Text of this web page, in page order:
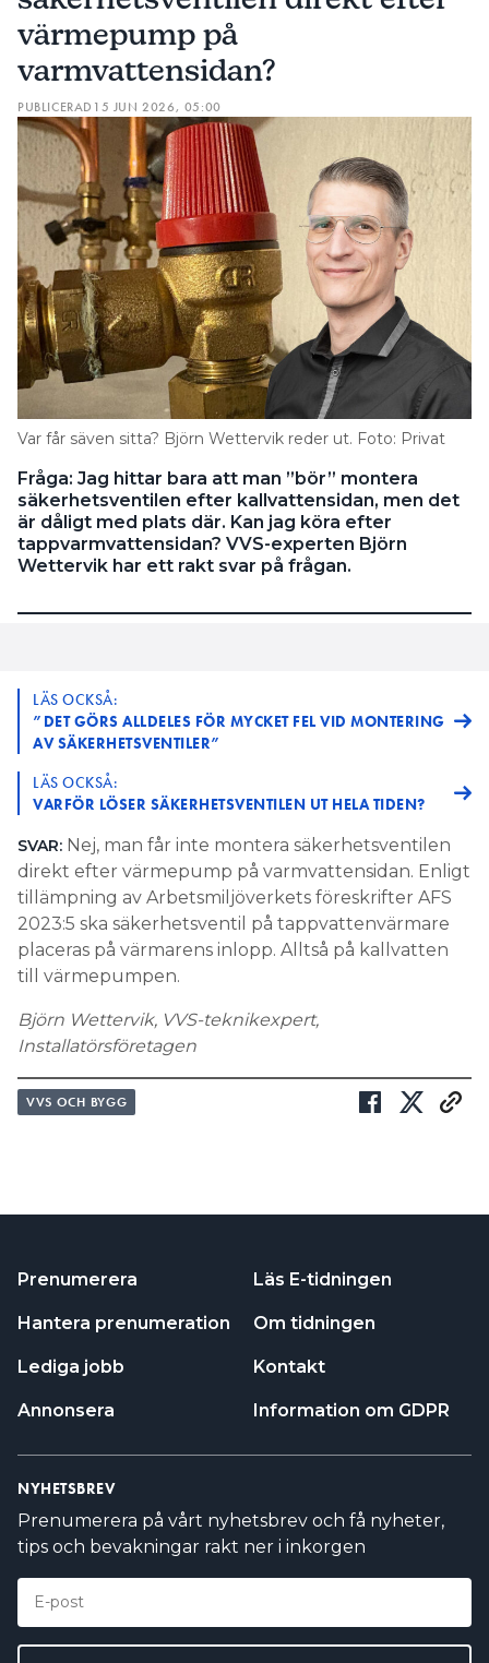
värmepump på
varmvattensidan?
PUBLICERAD 15 JUN 2026, 05:00
Var får säven sitta? Björn Wettervik reder ut. Foto: Privat
Fråga: Jag hittar bara att man ”bör” montera
säkerhetsventilen efter kallvattensidan, men det
är dåligt med plats där. Kan jag köra efter
tappvarmvattensidan? VVS-experten Björn
Wettervik har ett rakt svar på frågan.
LÄS OCKSÅ:
”DET GÖRS ALLDELES FÖR MYCKET FEL VID MONTERING
AV SÄKERHETSVENTILER”
LÄS OCKSÅ:
VARFÖR LÖSER SÄKERHETSVENTILEN UT HELA TIDEN?
SVAR: Nej, man får inte montera säkerhetsventilen
direkt efter värmepump på varmvattensidan. Enligt
tillämpning av Arbetsmiljöverkets föreskrifter AFS
2023:5 ska säkerhetsventil på tappvattenvärmare
placeras på värmarens inlopp. Alltså på kallvatten
till värmepumpen.
Björn Wettervik, VVS-teknikexpert,
Installatörsföretagen
VVS OCH BYGG
Prenumerera
Hantera prenumeration
Lediga jobb
Annonsera
Läs E-tidningen
Om tidningen
Kontakt
Information om GDPR
NYHETSBREV
Prenumerera på vårt nyhetsbrev och få nyheter,
tips och bevakningar rakt ner i inkorgen